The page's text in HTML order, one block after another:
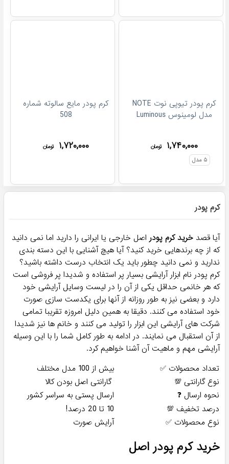
کرم پودر تیوپی نوت NOTE
مدل لومینوس Luminous
۱,۷۴۰,۰۰۰
تومان
۵ مدل
کرم پودر مایع سالوته شماره
508
۱,۷۲۰,۰۰۰ تومان
کرم پودر
آیا قصد خرید کرم پودر اصل خارجی یا ایرانی را دارید اما نمی دانید
که از چه برندهایی خرید کنید؟ آیا هیچ آشنایی با این دسته بندی
ندارید و نمی دانید چطور باید یک انتخاب درست داشته باشید؟
کرم پودر نام ابزار آرایشی بسیار پر استفاده و شدیدا پر فروشی است
که هر خانمی حداقل یکی از آن را در لیست وسایل آرایشی خود
دارد و بعضی نیز به طور روزانه از آنها برای یکدست سازی صورت
خود استفاده می کنند. دقیقا به همین دلیل امروزه تقریبا تمامی
شرکت های آرایشی این ابزار را تولید می کنند و خانم ها نیز شدیدا
از آن استقبال می نمایند. در ادامه به طور کامل شما را با این وسیله
آرایشی مهم و ماهیت آن آشنا خواهیم کرد.
تعداد محصولات ✅
بیش از 100 مدل مختلف
نوع گارانتی 💯
گارانتی اصل بودن کالا
نحوه ارسال ❓
ارسال پستی به سراسر کشور
درصد تخفیف 💯
10 تا 20 درصد!
نوع محصولات ✅
آرایش صورت
خرید کرم پودر اصل